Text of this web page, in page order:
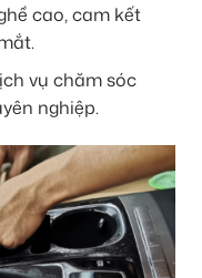
cao, cam kết
vụ chăm sóc
nghiệp.